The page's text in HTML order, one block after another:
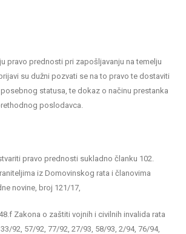
pravo prednosti pri zapošljavanju na temelju
su dužni pozvati se na to pravo te dostaviti
statusa, te dokaz o načinu prestanka
poslodavca.
pravo prednosti sukladno članku 102.
iz Domovinskog rata i članovima
novine, broj 121/17,
Zakona o zaštiti vojnih i civilnih invalida rata
92, 57/92, 77/92, 27/93, 58/93, 2/94, 76/94,